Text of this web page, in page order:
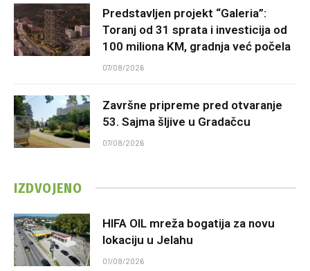
Predstavljen projekt “Galeria”:
Toranj od 31 sprata i investicija od
100 miliona KM, gradnja već počela
07/08/2026
Završne pripreme pred otvaranje
53. Sajma šljive u Gradačcu
07/08/2026
IZDVOJENO
HIFA OIL mreža bogatija za novu
lokaciju u Jelahu
01/08/2026